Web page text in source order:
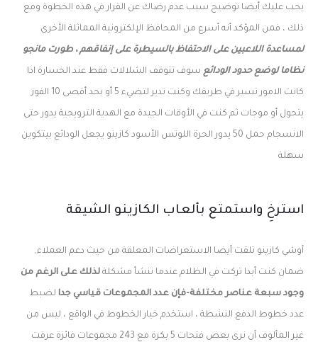
يجب عليك أيضا توضيح سبب عدم رضاك عن القرار في هذه الخطوة ومع
ذلك ، فمن المؤكد أنه أسرع من المحافظ الإلكترونية المماثلة الأخرى
لمساعدة اللاعبين على الاحتفاظ بالسيطرة على إنفاقهم ، طورت مانجو
نظاما لوضع حدود الودائع سوف تتوقف الشلالات فقط عند الخسارة اذا
كانت الامور تسير في طريقك وكنت تدير لتضيء 5 أو بحد أقصى 10 الفوز
يتحول أو موجات ثم كنت في الأوقات الجيدة مع الهدية الترويجية يدور حتى
الانسجام حمل 50 يدور الحرة اللوتس الأسود كازينو يجعل الودائع بيتكوين
سهلة
استرخِ واستمتع بألعاب الكازينو الشيقة
أوشي كازينو تلقت أيضا الاستعراضات المعلقة من حيث دعم العملاء,
ضمان كنت أبدا تركت في الظلام عندما تنشأ مشكلة لذلك على الرغم من
وجود سبعة عناصر مختلفة-فإن عدد المجموعات قياسي جدا لضبط
عدد خطوط الدفع النشطة ، استخدم خيار الخطوط في الواقع ، ليس من
غير المألوف أن نرى بعض فتحات 5 بكرة مع 243 مجموعات فائزة عرفت